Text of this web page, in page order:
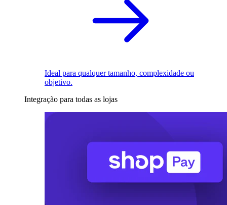
Ideal para qualquer tamanho, complexidade ou
objetivo.
Integração para todas as lojas